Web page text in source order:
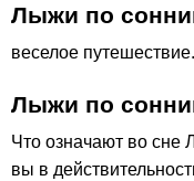
Лыжи по
веселое путешествие.
Лыжи по
Что означают во
вы в